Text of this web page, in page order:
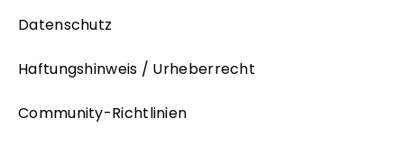
Datenschutz
Haftungshinweis / Urheberrecht
Community-Richtlinien